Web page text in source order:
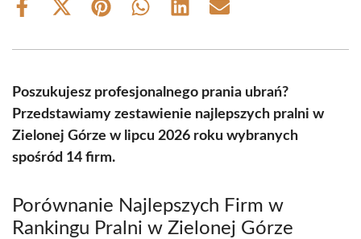
Share
Share
(Twitter)
Share Share Share Share
Poszukujesz profesjonalnego prania ubrań?
Przedstawiamy zestawienie najlepszych pralni w
Zielonej Górze w lipcu 2026 roku wybranych
spośród 14 firm.
Porównanie Najlepszych Firm w
Rankingu Pralni w Zielonej Górze